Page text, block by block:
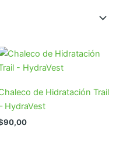
de Hidratación Trail
HydraVest
90,00